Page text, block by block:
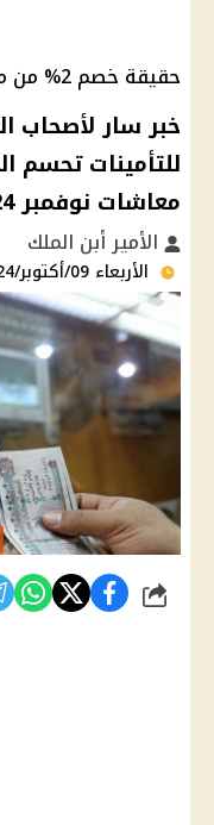
حقيقة خصم 2% من معاشات نوفمبر 2024
خبر سار لأصحاب
معاشات نوفمبر 2024|إية الحكاية؟
الأمير أبن الملك
الأربعاء 09/أكتوبر/2024 - 09:53 م
شارك